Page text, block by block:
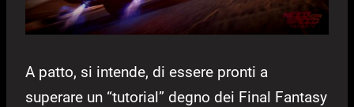
A patto, si intende, di essere pronti a
superare un “tutorial” degno dei Final Fantasy